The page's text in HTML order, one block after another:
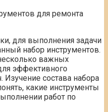
для выполнения задачи
набор инструментов.
важных
эффективного
состава набора
какие инструменты
работ по